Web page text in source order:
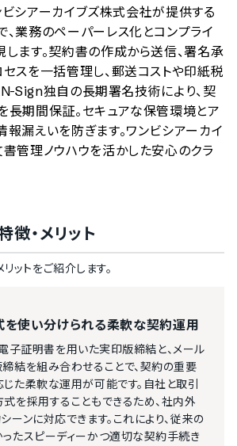
DX最強ナビ編集部 情報取得元 掲載修正依頼
シアーカイブズ株式会社が提供する
、業務のペーパーレス化とコンプライ
ます。契約書の作成から送信、署名承
スを一括管理し、郵送コストや印紙税
Sign独自の長期署名技術により、契
長期間保証。セキュアな保管環境とア
漏えいを防ぎます。ワンビシアーカイ
書管理ノウハウを活かした安心のクラ
徴・メリット
ットをご紹介します。
を使い分けられる柔軟な契約運用
子証明書を用いた実印版締結と、メール
結を組み合わせることで、契約の重要
た柔軟な運用が可能です。自社と取引
を採用することもできるため、社内外
ーンに対応できます。これにより、従来の
たスピーディーかつ適切な契約手続き